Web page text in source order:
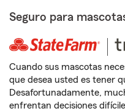
Seguro para
Cuando sus mascotas
que desea usted es tener
Desafortunadamente,
enfrentan decisiones